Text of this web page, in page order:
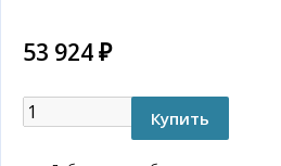
53 924 ₽